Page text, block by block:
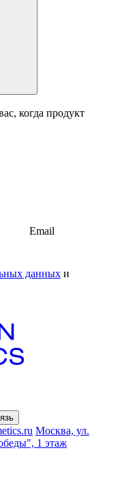
когда продукт
Email
данных и
Москва, ул.
1 этаж